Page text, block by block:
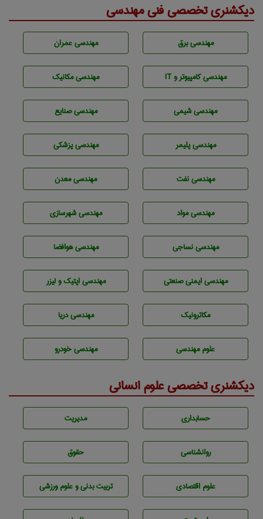
دیکشنری تخصصی فنی مهندسی
مهندسی برق مهندسی عمران
مهندسی كامپيوتر و IT مهندسی مکانیک
مهندسي شيمی مهندسی صنايع
مهندسی پليمر مهندسی پزشکی
مهندسی نفت مهندسی معدن
مهندسی مواد مهندسی شهرسازی
مهندسي نساجی مهندسی هوافضا
مهندسی ایمنی صنعتی مهندسی اپتیک و لیزر
مکاترونیک مهندسی دریا
علوم مهندسی مهندسی خودرو
دیکشنری تخصصی علوم انسانی
حسابداری مديريت
روانشناسی حقوق
علوم اقتصادی تربيت بدنی و علوم ورزشی